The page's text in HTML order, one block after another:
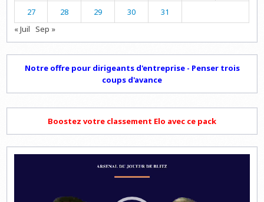
27 28 29 30
31
« Juil Sep »
Notre offre pour dirigeants d'entreprise - Penser trois
coups d'avance
Boostez votre classement Elo avec ce pack